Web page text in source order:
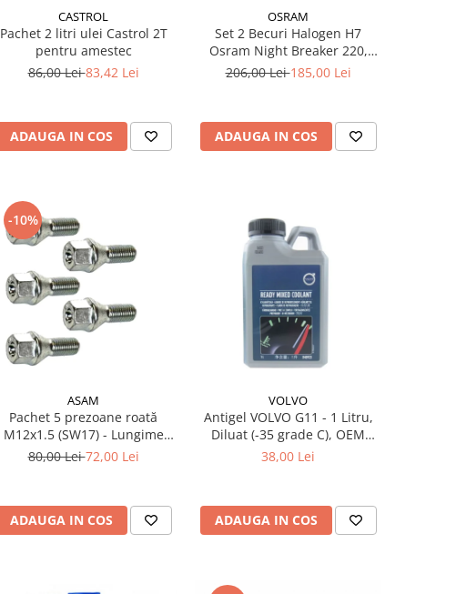
CASTROL
Pachet 2 litri ulei Castrol 2T
pentru amestec
86,00 Lei83,42 Lei
ADAUGA IN COS
OSRAM
Set 2 Becuri Halogen H7
Osram Night Breaker 220,
+220% Mai Multa Lumina,
206,00 Lei185,00 Lei
ADAUGA IN COS
-10%
ASAM
Pachet 5 prezoane roată
M12x1.5 (SW17) - Lungime
47.5 mm, pentru jantă aliaj și
80,00 Lei72,00 Lei
ADAUGA IN COS
VOLVO
Antigel VOLVO G11 - 1 Litru,
Diluat (-35 grade C), OEM
(Culoare Verde)
38,00 Lei
ADAUGA IN COS